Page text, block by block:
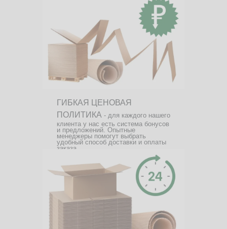
ГИБКАЯ ЦЕНОВАЯ
ПОЛИТИКА - для каждого нашего
клиента у нас есть система бонусов
и предложений. Опытные
менеджеры помогут выбрать
удобный способ доставки и оплаты
заказа.